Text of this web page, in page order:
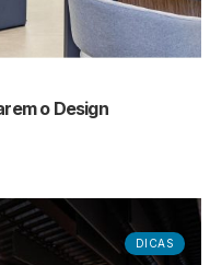
o Design
DICAS